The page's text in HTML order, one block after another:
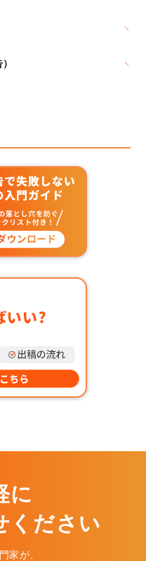
に
ください
家が、